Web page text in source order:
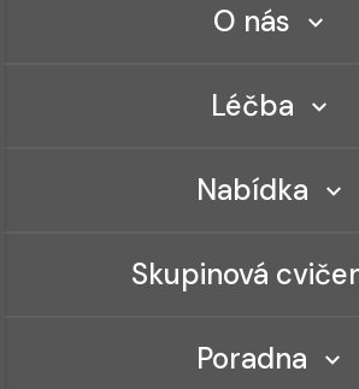
O nás
Léčba
Nabídka
Skupinová
Poradna